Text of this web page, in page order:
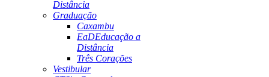
Distância
Graduação
Caxambu
EaDEducação a
Distância
Três Corações
Vestibular